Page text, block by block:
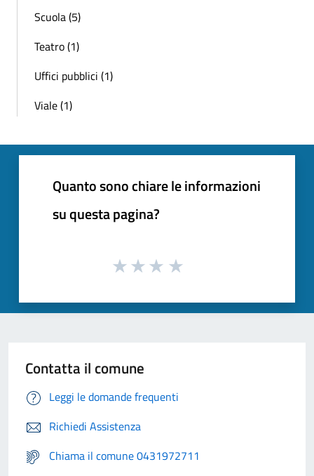
Scuola (5)
Teatro (1)
Uffici pubblici (1)
Viale (1)
Quanto sono chiare le informazioni
su questa pagina?
Contatta il comune
Leggi le domande frequenti
Richiedi Assistenza
Chiama il comune 0431972711